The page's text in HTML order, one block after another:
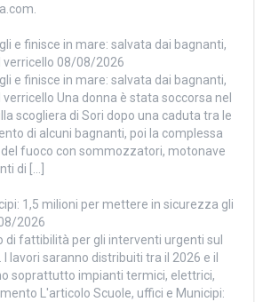
e finisce in mare: salvata dai bagnanti,
verricello 08/08/2026
e finisce in mare: salvata dai bagnanti,
Una donna è stata soccorsa nel
scogliera di Sori dopo una caduta tra le
di alcuni bagnanti, poi la complessa
fuoco con sommozzatori, motonave
di […]
1,5 milioni per mettere in sicurezza gli
2026
di fattibilità per gli interventi urgenti sul
lavori saranno distribuiti tra il 2026 e il
soprattutto impianti termici, elettrici,
L'articolo Scuole, uffici e Municipi: